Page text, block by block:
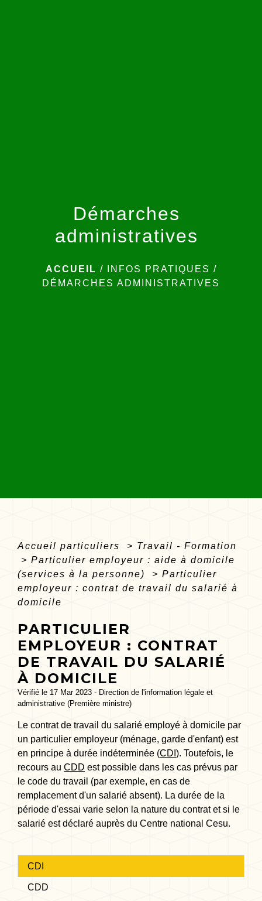
Démarches
administratives
ACCUEIL / INFOS PRATIQUES /
DÉMARCHES ADMINISTRATIVES
Accueil particuliers > Travail - Formation
> Particulier employeur : aide à domicile
(services à la personne)
> Particulier
employeur : contrat de travail du salarié à
domicile
PARTICULIER
EMPLOYEUR : CONTRAT
DE TRAVAIL DU SALARIÉ
À DOMICILE
Vérifié le 17 Mar 2023 - Direction de l'information légale et
administrative (Première ministre)
Le contrat de travail du salarié employé à domicile par
un particulier employeur (ménage, garde d'enfant) est
en principe à durée indéterminée (CDI ). Toutefois, le
recours au CDD est possible dans les cas prévus par
le code du travail (par exemple, en cas de
remplacement d'un salarié absent). La durée de la
période d'essai varie selon la nature du contrat et si le
salarié est déclaré auprès du Centre national Cesu.
CDI
CDD